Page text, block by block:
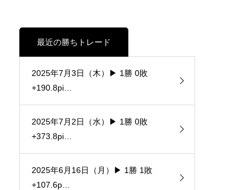
最近の勝ちトレード
2025年7月3日（木）▶ 1勝 0敗
+190.8pi…
2025年7月2日（水）▶ 1勝 0敗
+373.8pi…
2025年6月16日（月）▶ 1勝 1敗
+107.6p…